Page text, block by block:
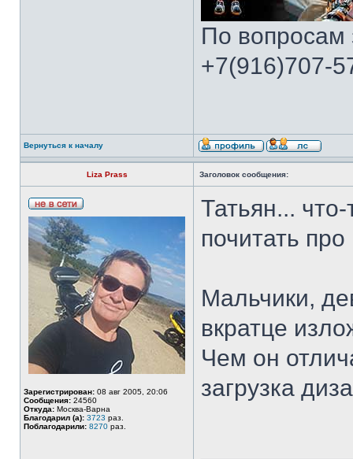
По вопросам
+7(916)707-
Вернуться к началу
Liza Prass Заголовок сообщения:
Зарегистрирован: 08 авг 2005, 20:06
Сообщения: 24560
Откуда: Москва-Варна
Благодарил (а): 3723 раз.
Поблагодарили: 8270 раз.
Татьян...
почитать
Мальчики,
вкратце
Чем он
загрузка